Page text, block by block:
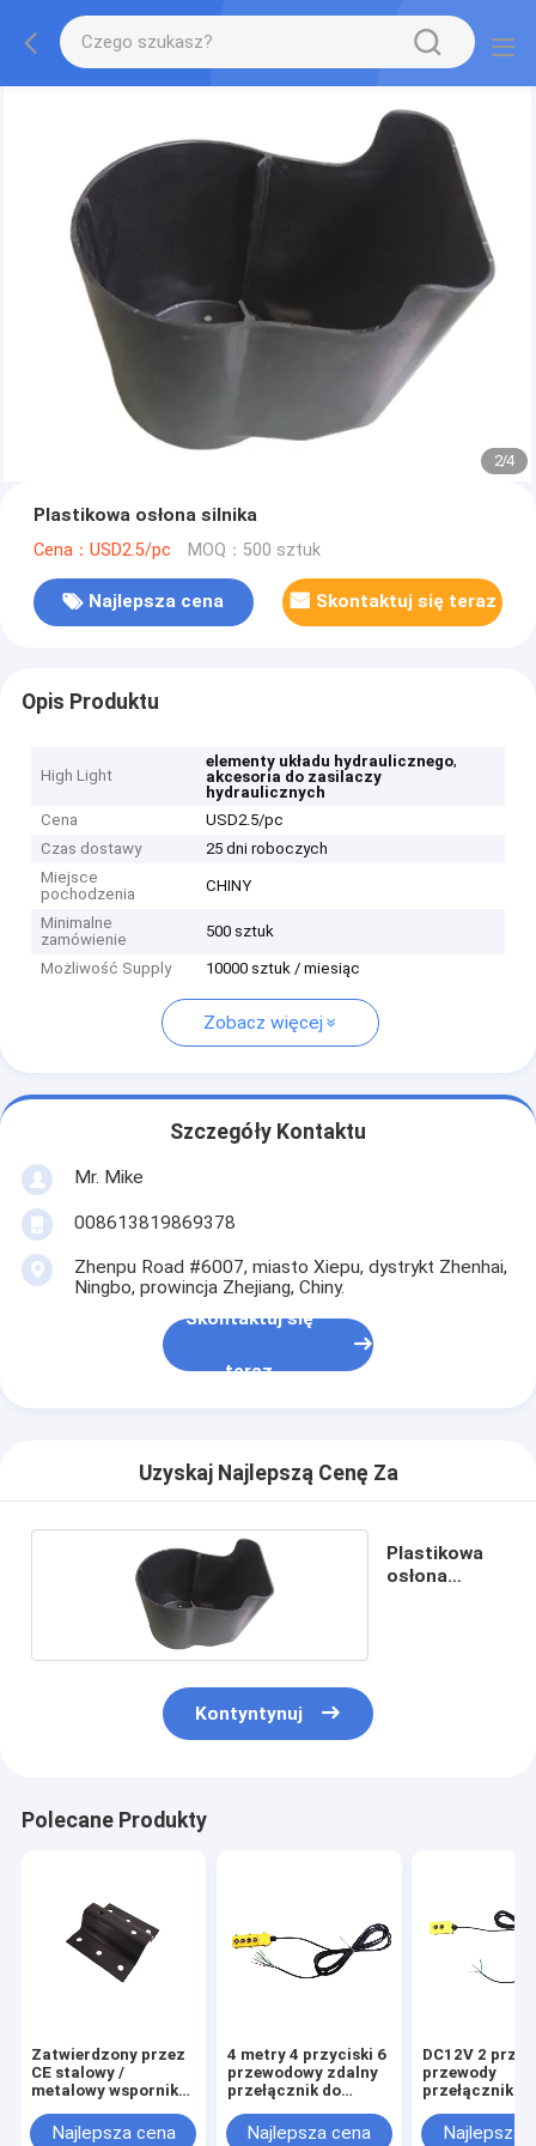
2/4
Plastikowa osłona silnika
Cena：USD2.5/pc MOQ：500 sztuk
Najlepsza cena Skontaktuj się teraz
Opis Produktu
High Light
elementy układu hydraulicznego,
akcesoria do zasilaczy
hydraulicznych
Cena
USD2.5/pc
Czas dostawy
25 dni roboczych
Miejsce
pochodzenia
CHINY
Minimalne
zamówienie
500 sztuk
Możliwość Supply 10000 sztuk / miesiąc
Zobacz więcej
Szczegóły Kontaktu
Mr. Mike
008613819869378
Zhenpu Road #6007, miasto Xiepu, dystrykt Zhenhai,
Ningbo, prowincja Zhejiang, Chiny.
Skontaktuj się
teraz
Uzyskaj Najlepszą Cenę Za
Plastikowa
osłona
Kontyntynuj
Polecane Produkty
Zatwierdzony przez
CE stalowy /
metalowy wspornik
Najlepsza cena
4 metry 4 przyciski 6
przewodowy zdalny
przełącznik do
hydraulicznych
Najlepsza cena
DC12V 2
przewody
przełącznik
Najlepsza